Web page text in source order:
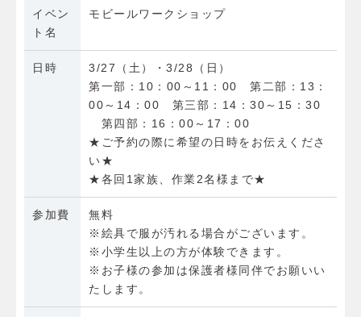
イベン
ト名
モビールワークショップ
日時
3/27（土）・3/28（日）
第一部：10：00～11：00 第二部：13：
00～14：00 第三部：14：30～15：30
第四部：16：00～17：00
★ご予約の際に希望の日時をお伝えくださ
い★
★各回1家族、作業2名様まで★
参加費
無料
※絵具で服が汚れる場合がございます。
※小学生以上の方が体験できます。
※お子様の参加は保護者様同伴でお願いい
たします。